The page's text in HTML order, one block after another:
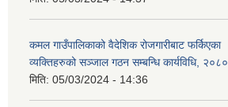
कमल गाउँपालिकाको वैदेशिक रोजगारीबाट फर्किएका
व्यक्तिहरुको सञ्जाल गठन सम्बन्धि कार्यविधि, २०८०
मिति: 05/03/2024 - 14:36